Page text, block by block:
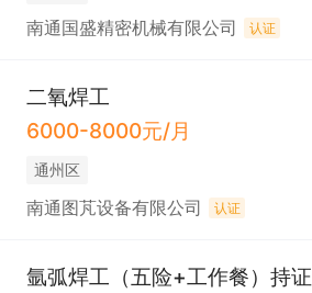
南通国盛精密机械有限公司 认证
二氧焊工
6000-8000元/月
通州区
南通图芃设备有限公司 认证
氩弧焊工（五险+工作餐）持证